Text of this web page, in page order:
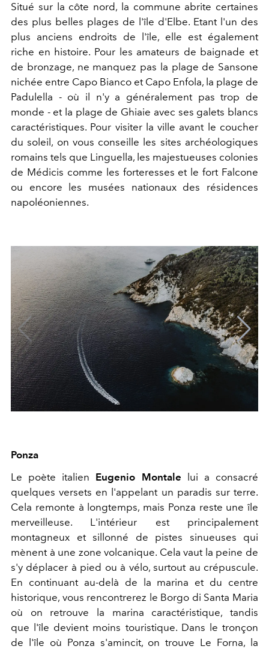
Situé sur la côte nord, la commune abrite certaines
des plus belles plages de l'île d'Elbe. Etant l'un des
plus anciens endroits de l'île, elle est également
riche en histoire. Pour les amateurs de baignade et
de bronzage, ne manquez pas la plage de Sansone
nichée entre Capo Bianco et Capo Enfola, la plage de
Padulella - où il n'y a généralement pas trop de
monde - et la plage de Ghiaie avec ses galets blancs
caractéristiques. Pour visiter la ville avant le coucher
du soleil, on vous conseille les sites archéologiques
romains tels que Linguella, les majestueuses colonies
de Médicis comme les forteresses et le fort Falcone
ou encore les musées nationaux des résidences
napoléoniennes.
Ponza
Le poète italien Eugenio Montale lui a consacré
quelques versets en l'appelant un paradis sur terre.
Cela remonte à longtemps, mais Ponza reste une île
merveilleuse. L'intérieur est principalement
montagneux et sillonné de pistes sinueuses qui
mènent à une zone volcanique. Cela vaut la peine de
s'y déplacer à pied ou à vélo, surtout au crépuscule.
En continuant au-delà de la marina et du centre
historique, vous rencontrerez le Borgo di Santa Maria
où on retrouve la marina caractéristique, tandis
que l'île devient moins touristique. Dans le tronçon
de l'île où Ponza s'amincit, on trouve Le Forna, la